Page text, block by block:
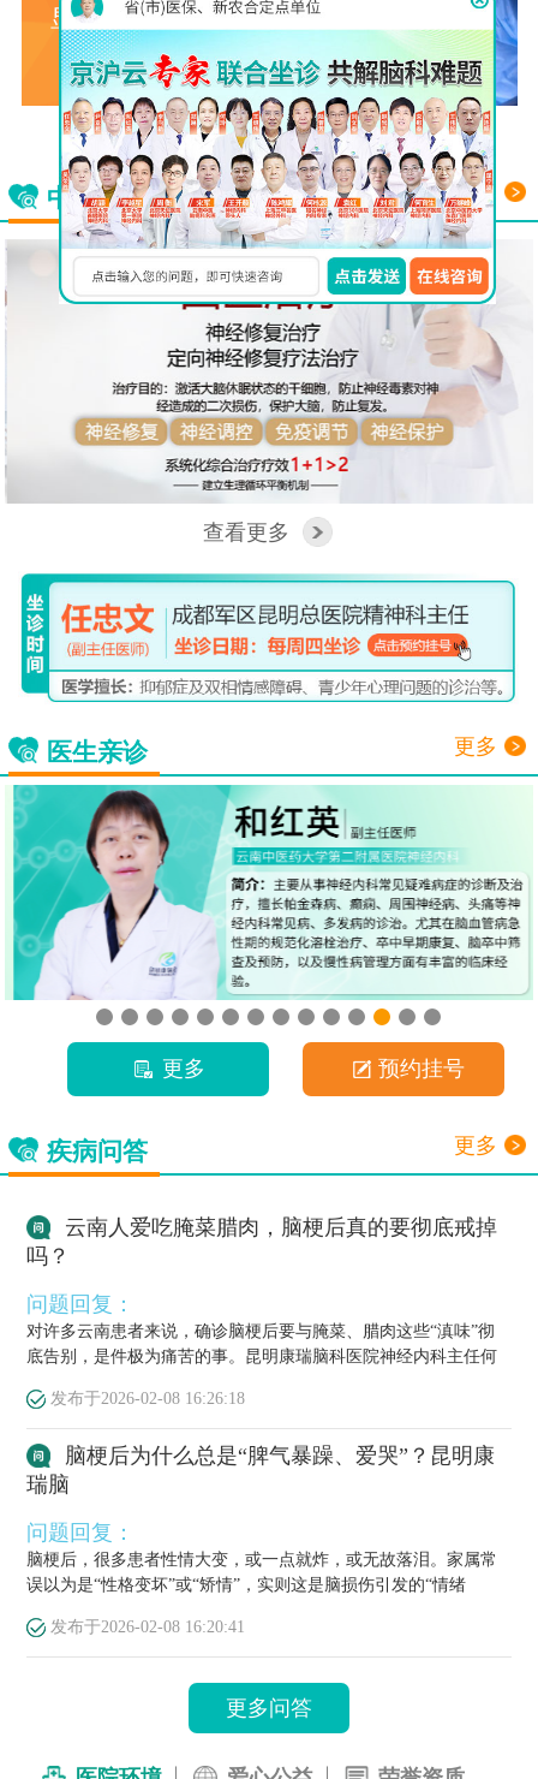
显微分离术
详情
查看更多
中西医结合看脑病 更多
查看更多
医生亲诊 更多
更多 预约挂号
疾病问答 更多
云南人爱吃腌菜腊肉，脑梗后真的要彻底戒掉
吗？
问题回复：
对许多云南患者来说，确诊脑梗后要与腌菜、腊肉这些“滇味”彻
底告别，是件极为痛苦的事。昆明康瑞脑科医院神经内科主任何
发布于2026-02-08 16:26:18
脑梗后为什么总是“脾气暴躁、爱哭”？昆明康
瑞脑
问题回复：
脑梗后，很多患者性情大变，或一点就炸，或无故落泪。家属常
误以为是“性格变坏”或“矫情”，实则这是脑损伤引发的“情绪
发布于2026-02-08 16:20:41
更多问答